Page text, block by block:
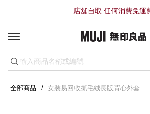
店舖自取 任何消費免運
全部商品 女裝易回收抓毛絨長版背心外套